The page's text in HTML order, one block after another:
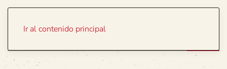
Ir al contenido principal